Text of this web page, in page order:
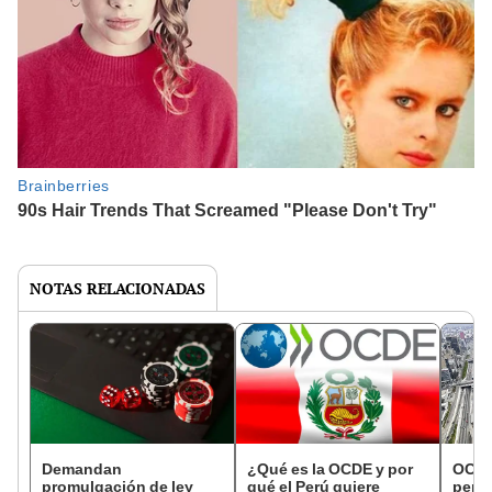
NOTAS RELACIONADAS
Demandan
promulgación de ley
¿Qué es la OCDE y por
qué el Perú quiere